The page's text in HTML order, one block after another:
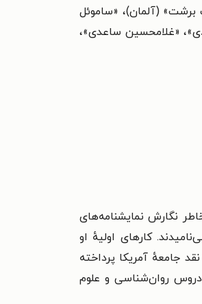
برشت» (آلمان)، «ساموئل
«غلامحسین ساعدی»،
نگارش نمایشنامه‌های
کارهای اولیهٔ او
جامعهٔ آمریکا پرداخته
روان‌شناسی و علوم